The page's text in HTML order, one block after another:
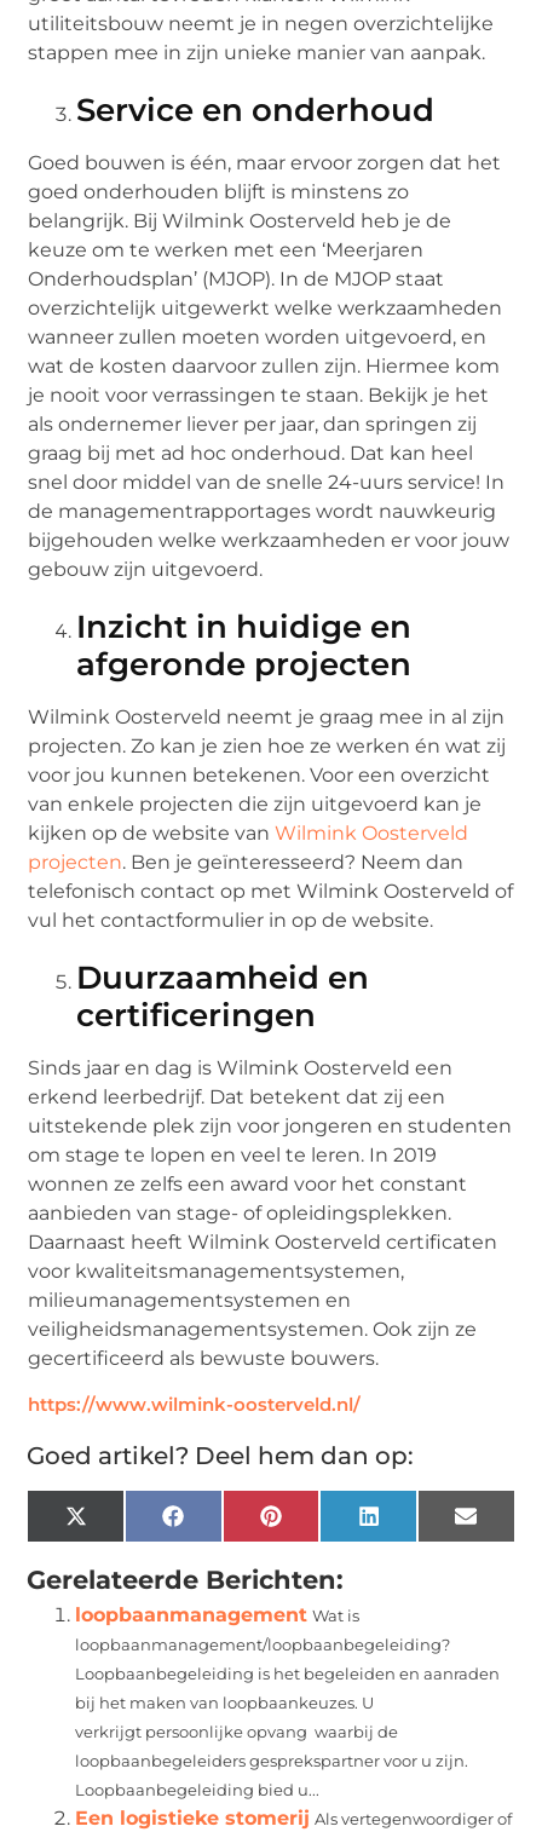
utiliteitsbouw neemt je in negen overzichtelijke
stappen mee in zijn unieke manier van aanpak.
Service en onderhoud
Goed bouwen is één, maar ervoor zorgen dat het
goed onderhouden blijft is minstens zo
belangrijk. Bij Wilmink Oosterveld heb je de
keuze om te werken met een ‘Meerjaren
Onderhoudsplan’ (MJOP). In de MJOP staat
overzichtelijk uitgewerkt welke werkzaamheden
wanneer zullen moeten worden uitgevoerd, en
wat de kosten daarvoor zullen zijn. Hiermee kom
je nooit voor verrassingen te staan. Bekijk je het
als ondernemer liever per jaar, dan springen zij
graag bij met ad hoc onderhoud. Dat kan heel
snel door middel van de snelle 24-uurs service! In
de managementrapportages wordt nauwkeurig
bijgehouden welke werkzaamheden er voor jouw
gebouw zijn uitgevoerd.
Inzicht in huidige en
afgeronde projecten
Wilmink Oosterveld neemt je graag mee in al zijn
projecten. Zo kan je zien hoe ze werken én wat zij
voor jou kunnen betekenen. Voor een overzicht
van enkele projecten die zijn uitgevoerd kan je
kijken op de website vanWilmink Oosterveld
projecten. Ben je geïnteresseerd? Neem dan
telefonisch contact op met Wilmink Oosterveld of
vul het contactformulier in op de website.
Duurzaamheid en
certificeringen
Sinds jaar en dag is Wilmink Oosterveld een
erkend leerbedrijf. Dat betekent dat zij een
uitstekende plek zijn voor jongeren en studenten
om stage te lopen en veel te leren. In 2019
wonnen ze zelfs een award voor het constant
aanbieden van stage- of opleidingsplekken.
Daarnaast heeft Wilmink Oosterveld certificaten
voor kwaliteitsmanagementsystemen,
milieumanagementsystemen en
veiligheidsmanagementsystemen. Ook zijn ze
gecertificeerd als bewuste bouwers.
https://www.wilmink-oosterveld.nl/
Goed artikel? Deel hem dan op:
X
(Twitter)
FacebookPinterest LinkedIn Email
Gerelateerde Berichten:
loopbaanmanagement Wat is
loopbaanmanagement/loopbaanbegeleiding?
Loopbaanbegeleiding is het begeleiden en aanraden
bij het maken van loopbaankeuzes. U
verkrijgt persoonlijke opvang waarbij de
loopbaanbegeleiders gesprekspartner voor u zijn.
Loopbaanbegeleiding bied u...
Een logistieke stomerij Als vertegenwoordiger of